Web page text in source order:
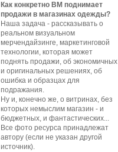
Как конкретно ВМ поднимает
продажи в магазинах одежды?
Наша задача - рассказывать о
реальном визуальном
мерчендайзинге, маркетинговой
технологии, которая может
поднять продажи, об экономичных
и оригинальных решениях, об
ошибка и образцах для
подражания.
Ну и, конечно же, о витринах, без
которых немыслим магазин - и
бюджетных, и фантастических...
Все фото ресурса принадлежат
автору (если не указан другой
источник).